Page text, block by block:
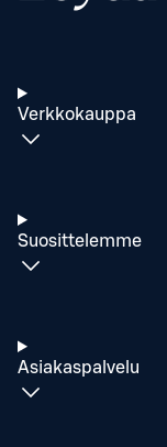
Verkkokauppa
Suosittelemme
Asiakaspalvelu